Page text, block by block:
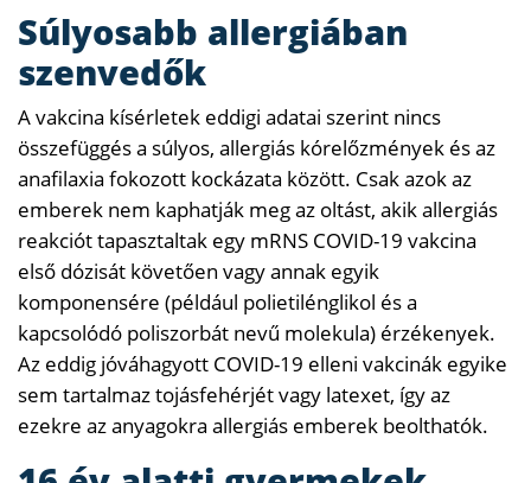
Súlyosabb allergiában
szenvedők
A vakcina kísérletek eddigi adatai szerint nincs
összefüggés a súlyos, allergiás kórelőzmények és az
anafilaxia fokozott kockázata között. Csak azok az
emberek nem kaphatják meg az oltást, akik allergiás
reakciót tapasztaltak egy mRNS COVID-19 vakcina
első dózisát követően vagy annak egyik
komponensére (például polietilénglikol és a
kapcsolódó poliszorbát nevű molekula) érzékenyek.
Az eddig jóváhagyott COVID-19 elleni vakcinák egyike
sem tartalmaz tojásfehérjét vagy latexet, így az
ezekre az anyagokra allergiás emberek beolthatók.